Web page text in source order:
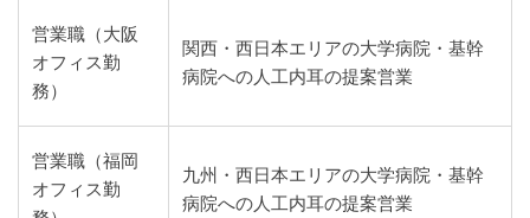
営業職（大阪
オフィス勤
務）
関西・西日本エリアの大学病院・基幹
病院への人工内耳の提案営業
営業職（福岡
オフィス勤
九州・西日本エリアの大学病院・基幹
病院への人工内耳の提案営業